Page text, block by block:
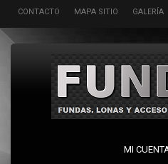
CONTACTO MAPA SITIO GALERÍA
MI